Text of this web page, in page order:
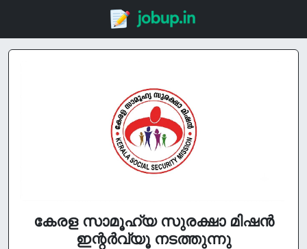
കേരള സാമൂഹ്യ സുരക്ഷാ മിഷൻ
ഇന്റർവ്യൂ നടത്തുന്നു